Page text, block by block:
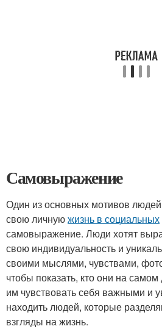
Самовыражение
Один из основных мотивов
свою личнуюжизнь в социальных
самовыражение. Люди хотят
свою индивидуальность и
своими мыслями, чувствами,
чтобы показать, кто они на
им чувствовать себя важными и
находить людей, которые
взгляды на жизнь.